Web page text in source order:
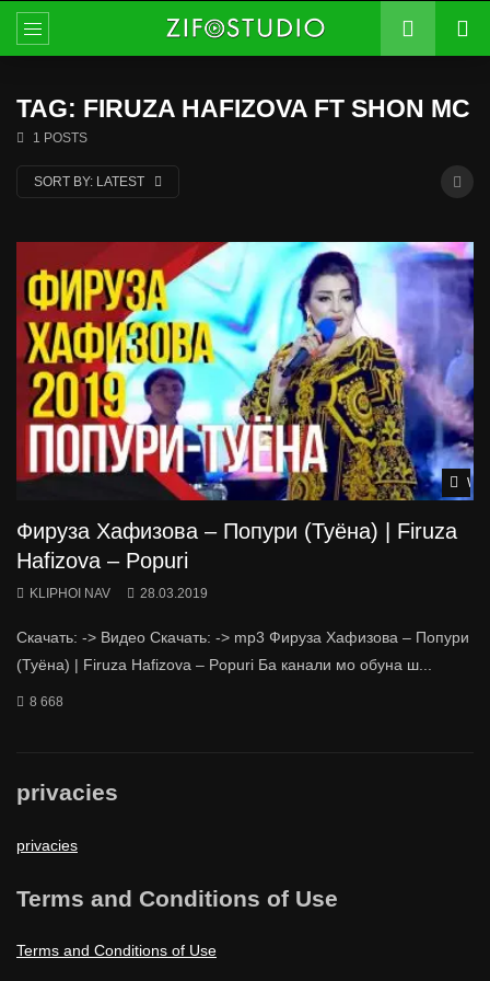
TAG: FIRUZA HAFIZOVA FT SHON MC
1 POSTS
SORT BY: LATEST
Фируза Хафизова – Попури (Туёна) | Firuza
Hafizova – Popuri
KLIPHOI NAV 28.03.2019
Скачать: -> Видео Скачать: -> mp3 Фируза Хафизова – Попури
(Туёна) | Firuza Hafizova – Popuri Ба канали мо обуна ш...
8 668
privacies
privacies
Terms and Conditions of Use
Terms and Conditions of Use